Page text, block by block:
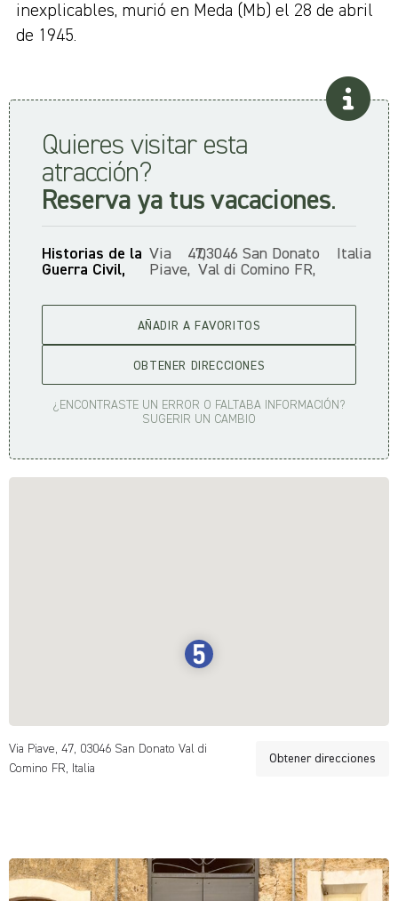
inexplicables, murió en Meda (Mb) el 28 de abril
de 1945.
Quieres visitar esta
atracción?
Reserva ya tus vacaciones.
Historias de la
Guerra Civil,
Via
Piave,
47,03046 San Donato
Val di Comino FR,
Italia
AÑADIR A FAVORITOS
OBTENER DIRECCIONES
¿ENCONTRASTE UN ERROR O FALTABA INFORMACIÓN?
SUGERIR UN CAMBIO
Via Piave, 47, 03046 San Donato Val di
Comino FR, Italia
Obtener direcciones